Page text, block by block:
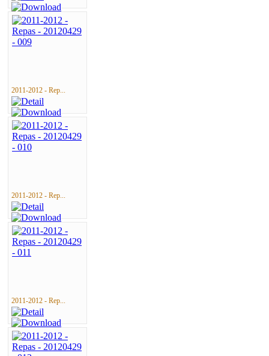
2011-2012 - Rep...
2011-2012 - Rep...
2011-2012 - Rep...